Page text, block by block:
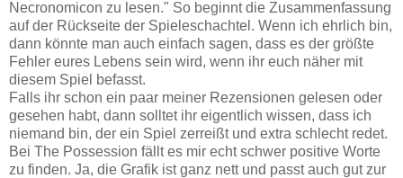
Necronomicon zu lesen." So beginnt die Zusammenfassung
auf der Rückseite der Spieleschachtel. Wenn ich ehrlich bin,
dann könnte man auch einfach sagen, dass es der größte
Fehler eures Lebens sein wird, wenn ihr euch näher mit
diesem Spiel befasst.
Falls ihr schon ein paar meiner Rezensionen gelesen oder
gesehen habt, dann solltet ihr eigentlich wissen, dass ich
niemand bin, der ein Spiel zerreißt und extra schlecht redet.
Bei The Possession fällt es mir echt schwer positive Worte
zu finden. Ja, die Grafik ist ganz nett und passt auch gut zur